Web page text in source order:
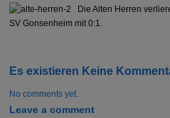
Die Alten Herren
SV Gonsenheim mit 0:1.
Es existieren Keine
No comments yet.
Leave a comment